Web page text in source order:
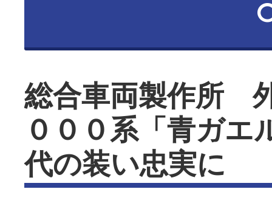
総合車両製作所
０００系「青ガ
代の装い忠実に